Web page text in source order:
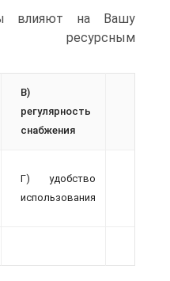
влияют на Вашу
ресурсным
В)
регулярность
снабжения
Г) удобство
использования